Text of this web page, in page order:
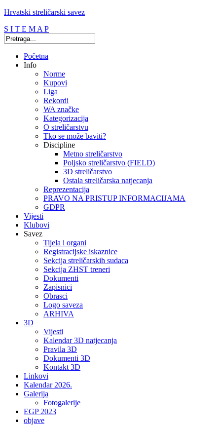
Hrvatski streličarski savez
S I T E M A P
Početna
Info
Norme
Kupovi
Liga
Rekordi
WA značke
Kategorizacija
O streličarstvu
Tko se može baviti?
Discipline
Metno streličarstvo
Poljsko streličarstvo (FIELD)
3D streličarstvo
Ostala streličarska natjecanja
Reprezentacija
PRAVO NA PRISTUP INFORMACIJAMA
GDPR
Vijesti
Klubovi
Savez
Tijela i organi
Registracijske iskaznice
Sekcija streličarskih sudaca
Sekcija ZHST treneri
Dokumenti
Zapisnici
Obrasci
Logo saveza
ARHIVA
3D
Vijesti
Kalendar 3D natjecanja
Pravila 3D
Dokumenti 3D
Kontakt 3D
Linkovi
Kalendar 2026.
Galerija
Fotogalerije
EGP 2023
objave